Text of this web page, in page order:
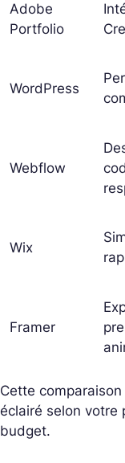
Adobe
Portfolio
WordPress
Webflow
Wix
Framer
Cette
éclairé selon votre
budget.